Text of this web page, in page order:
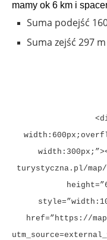
mamy ok 6 km i
Suma podejść
Suma zejść 297 m
turystyczna.pl/
href=”https://